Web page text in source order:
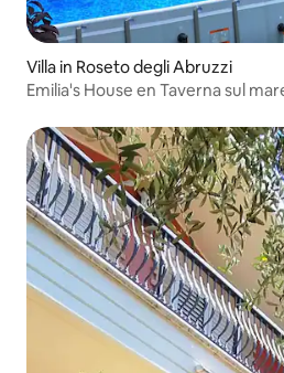
Villa in Roseto degli Abruzzi
Emilia's House en Taverna sul